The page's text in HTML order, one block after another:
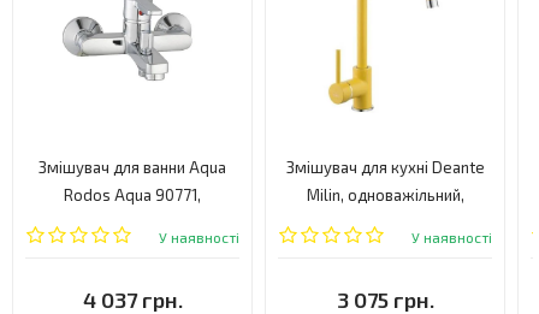
Змішувач для ванни Aqua
Rodos Aqua 90771,
одноважільний, хром
(АР000040399)
У наявності
4 037 грн.
Змішувач для кухні Deante
Milin, одноважільний,
жовтий (BEU Y62M)
У наявності
3 075 грн.